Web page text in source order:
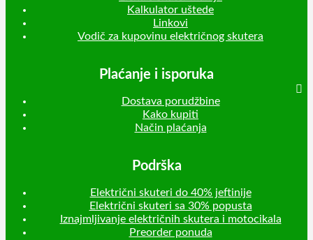
Kalkulator uštede
Linkovi
Vodič za kupovinu električnog skutera
Plaćanje i isporuka
Dostava porudžbine
Kako kupiti
Način plaćanja
Podrška
Električni skuteri do 40% jeftinije
Električni skuteri sa 30% popusta
Iznajmljivanje električnih skutera i motocikala
Preorder ponuda